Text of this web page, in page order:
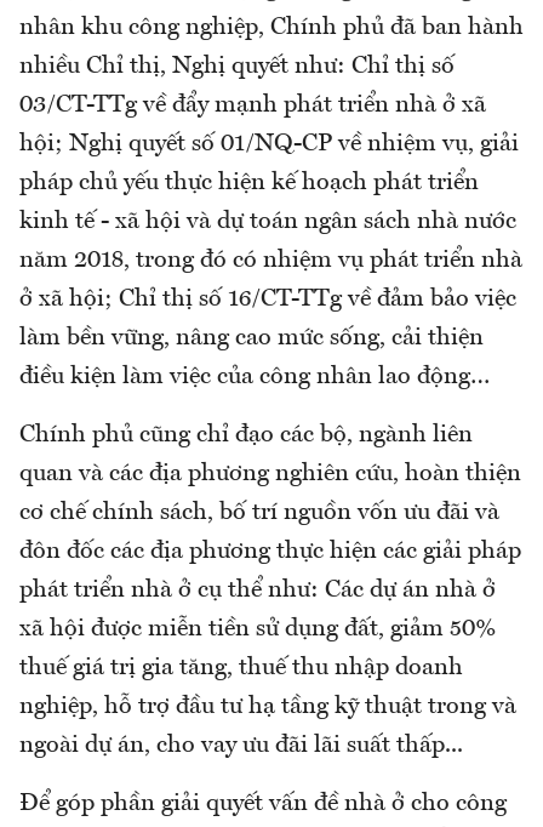
nhân khu công nghiệp, Chính phủ đã ban hành
nhiều Chỉ thị, Nghị quyết như: Chỉ thị số
03/CT-TTg về đẩy mạnh phát triển nhà ở xã
hội; Nghị quyết số 01/NQ-CP về nhiệm vụ, giải
pháp chủ yếu thực hiện kế hoạch phát triển
kinh tế - xã hội và dự toán ngân sách nhà nước
năm 2018, trong đó có nhiệm vụ phát triển nhà
ở xã hội; Chỉ thị số 16/CT-TTg về đảm bảo việc
làm bền vững, nâng cao mức sống, cải thiện
điều kiện làm việc của công nhân lao động…
Chính phủ cũng chỉ đạo các bộ, ngành liên
quan và các địa phương nghiên cứu, hoàn thiện
cơ chế chính sách, bố trí nguồn vốn ưu đãi và
đôn đốc các địa phương thực hiện các giải pháp
phát triển nhà ở cụ thể như: Các dự án nhà ở
xã hội được miễn tiền sử dụng đất, giảm 50%
thuế giá trị gia tăng, thuế thu nhập doanh
nghiệp, hỗ trợ đầu tư hạ tầng kỹ thuật trong và
ngoài dự án, cho vay ưu đãi lãi suất thấp...
Để góp phần giải quyết vấn đề nhà ở cho công